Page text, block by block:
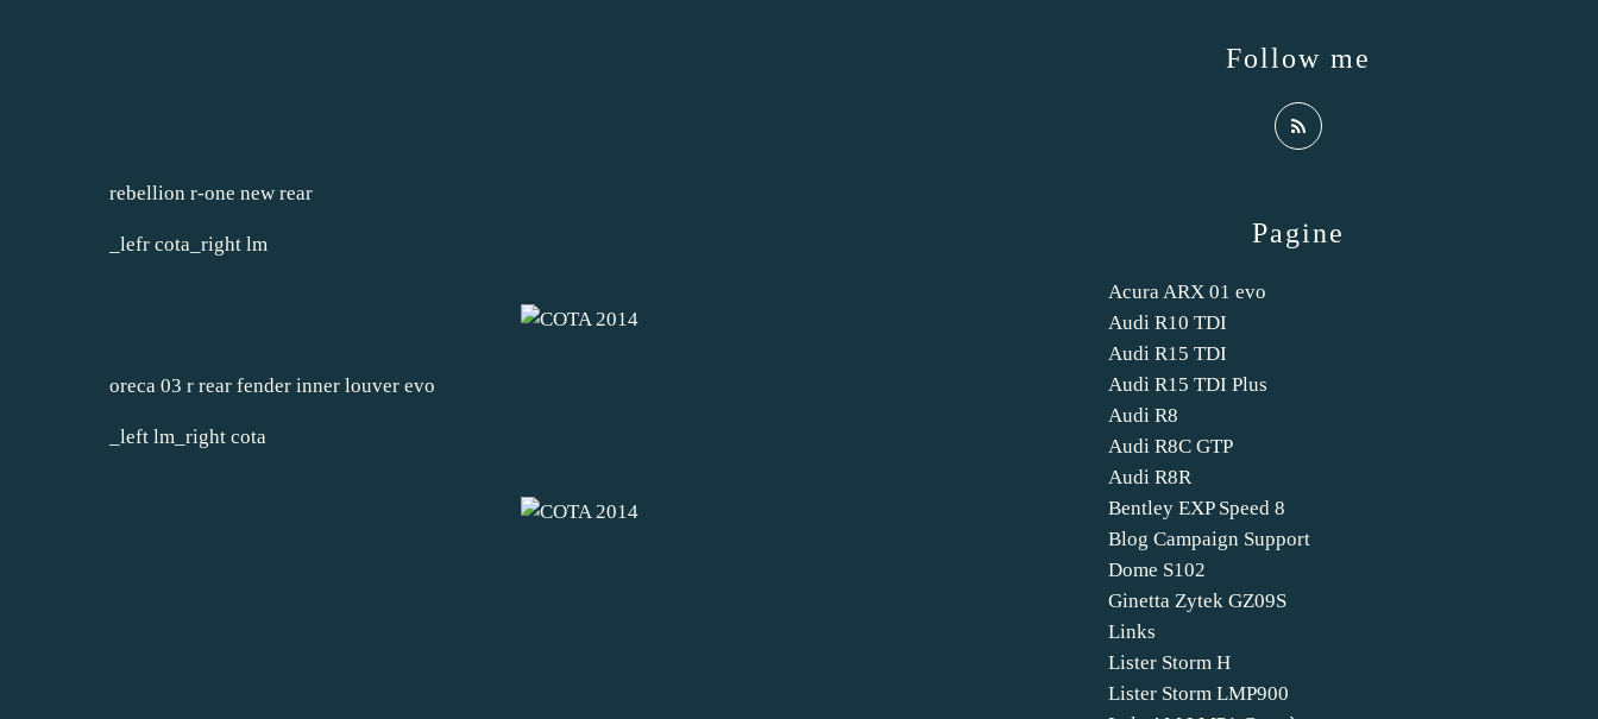
rebellion r-one new rear
_lefr cota_right lm
oreca 03 r rear fender inner louver evo
_left lm_right cota
Pagine
Acura ARX 01 evo
Audi R10 TDI
Audi R15 TDI
Audi R15 TDI Plus
Audi R8
Audi R8C GTP
Audi R8R
Bentley EXP Speed 8
Blog Campaign Support
Dome S102
Ginetta Zytek GZ09S
Links
Lister Storm H
Lister Storm LMP900
Follow me